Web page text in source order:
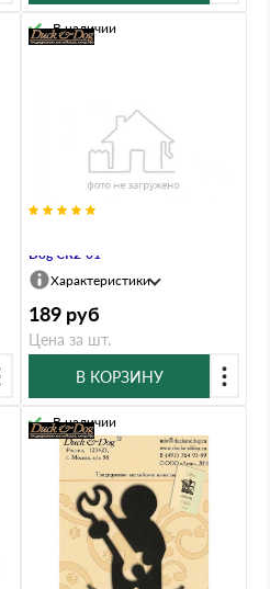
Dog CR2-01
В наличии
Характеристики
189 руб
Цена за шт.
В КОРЗИНУ
В наличии